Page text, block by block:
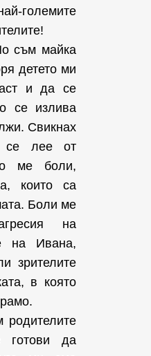
големите
съм майка
детето ми
и да се
се излива
Свикнах
се лее от
ме боли,
които са
Боли ме
на
на Ивана,
зрителите
в която
готови да